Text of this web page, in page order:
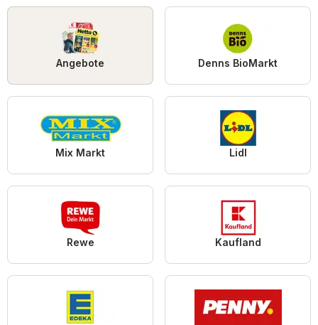
Angebote Denns BioMarkt
Mix Markt Lidl
Rewe Kaufland